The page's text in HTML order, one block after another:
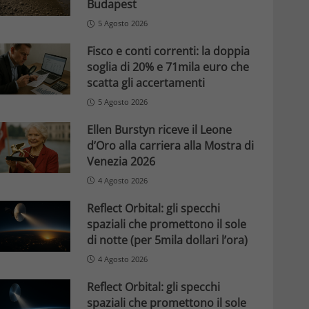
Budapest
5 Agosto 2026
Fisco e conti correnti: la doppia
soglia di 20% e 71mila euro che
scatta gli accertamenti
5 Agosto 2026
Ellen Burstyn riceve il Leone
d’Oro alla carriera alla Mostra di
Venezia 2026
4 Agosto 2026
Reflect Orbital: gli specchi
spaziali che promettono il sole
di notte (per 5mila dollari l’ora)
4 Agosto 2026
Reflect Orbital: gli specchi
spaziali che promettono il sole